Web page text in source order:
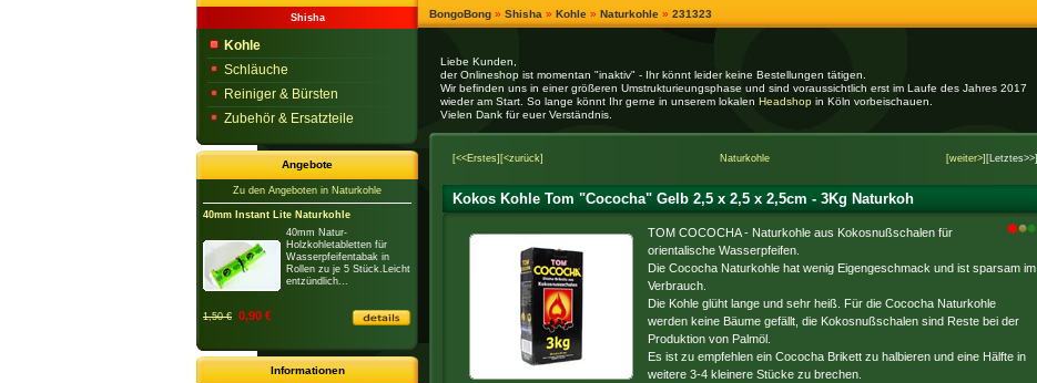
Liebe Kunden,
der Onlineshop ist momentan "inaktiv" - Ihr könnt leider keine Bestellungen tätigen.
Wir befinden uns in einer größeren Umstrukturieungsphase und sind voraussichtlich erst im Laufe des Jahres 2017
wieder am Start. So lange könnt Ihr gerne in unserem lokalen Headshop in Köln vorbeischauen.
Vielen Dank für euer Verständnis.
[<<Erstes] [<zurück] [Letztes>>]
[weiter>]
Naturkohle
Kokos Kohle Tom "Cococha" Gelb 2,5 x 2,5 x 2,5cm - 3Kg Naturkoh
TOM COCOCHA - Naturkohle aus Kokosnußschalen für
orientalische Wasserpfeifen.
Die Cococha Naturkohle hat wenig Eigengeschmack und ist sparsam im
Verbrauch.
Die Kohle glüht lange und sehr heiß. Für die Cococha Naturkohle
werden keine Bäume gefällt, die Kokosnußschalen sind Reste bei der
Produktion von Palmöl.
Es ist zu empfehlen ein Cococha Brikett zu halbieren und eine Hälfte in
weitere 3-4 kleinere Stücke zu brechen.
BongoBong » Shisha » Kohle » Naturkohle » 231323
Shisha
Kohle
Schläuche
Reiniger & Bürsten
Zubehör & Ersatzteile
Angebote
Zu den Angeboten in Naturkohle
40mm Instant Lite Naturkohle
40mm Natur-
Holzkohletabletten für
Wasserpfeifentabak in
Rollen zu je 5 Stück.Leicht
entzündlich...
1,50 € 0,90 €
Informationen